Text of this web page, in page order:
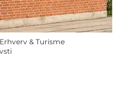
& Turisme